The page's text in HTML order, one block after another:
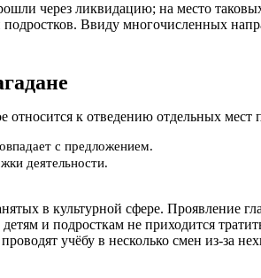
через ликвидацию; на место
Ввиду многочисленных
к отведению отдельных
с предложением.
деятельности.
в культурной сфере. Проявление
и подросткам не приходится
учёбу в несколько смен из-за